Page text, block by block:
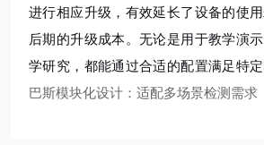
进行相应升级，有效延长了设备的使
后期的升级成本。无论是用于教学演
学研究，都能通过合适的配置满足特定
巴斯模块化设计：适配多场景检测需求